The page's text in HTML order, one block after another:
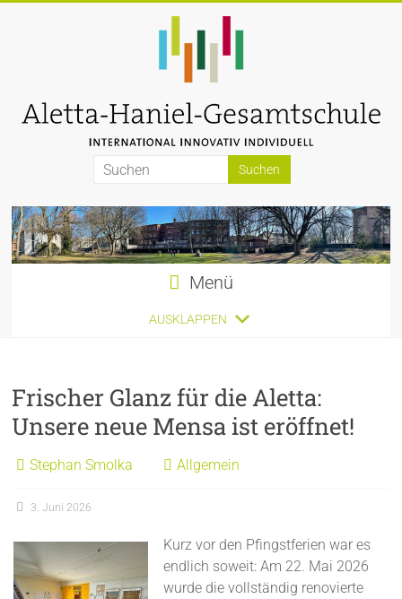
Aletta-
Haniel-
Gesamtschule
Menü
AUSKLAPPEN
Frischer Glanz für die Aletta:
Unsere neue Mensa ist eröffnet!
Stephan Smolka Allgemein
3. Juni 2026
Kurz vor den Pfingstferien war es
endlich soweit: Am 22. Mai 2026
wurde die vollständig renovierte